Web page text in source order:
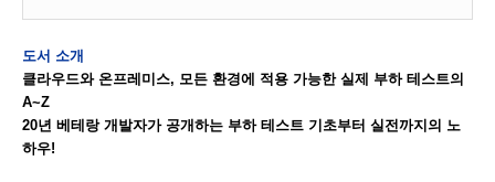
도서 소개
클라우드와 온프레미스, 모든 환경에 적용 가능한 실제 부하 테스트의
A~Z
20년 베테랑 개발자가 공개하는 부하 테스트 기초부터 실전까지의 노
하우!